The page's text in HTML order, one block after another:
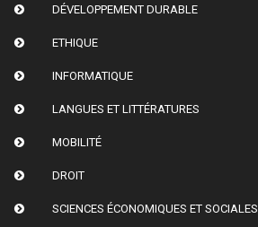
DÉVELOPPEMENT DURABLE
ETHIQUE
INFORMATIQUE
LANGUES ET LITTÉRATURES
MOBILITÉ
DROIT
SCIENCES ÉCONOMIQUES ET SOCIALES